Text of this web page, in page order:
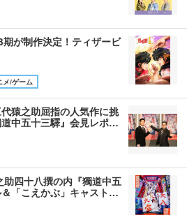
が制作決定！ティザービ
メ/ゲーム
猿之助屈指の人気作に挑
中五十三驛』会見レポ…
四十八撰の内『獨道中五
「こえかぶ」キャスト…